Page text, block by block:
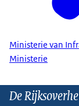
Ministerie van
Ministerie
De